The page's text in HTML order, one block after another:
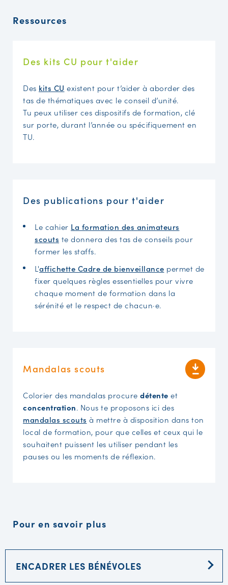
Ressources
Des kits CU pour t'aider
Des kits CU existent pour t’aider à aborder des
tas de thématiques avec le conseil d’unité.
Tu peux utiliser ces dispositifs de formation, clé
sur porte, durant l’année ou spécifiquement en
TU.
Des publications pour t'aider
Le cahier La formation des animateurs
scouts te donnera des tas de conseils pour
former les staffs.
L'affichette Cadre de bienveillance permet de
fixer quelques règles essentielles pour vivre
chaque moment de formation dans la
sérénité et le respect de chacun·e.
Mandalas scouts
Colorier des mandalas procure détente et
concentration. Nous te proposons ici des
mandalas scouts à mettre à disposition dans ton
local de formation, pour que celles et ceux qui le
souhaitent puissent les utiliser pendant les
pauses ou les moments de réflexion.
Pour en savoir plus
ENCADRER LES BÉNÉVOLES